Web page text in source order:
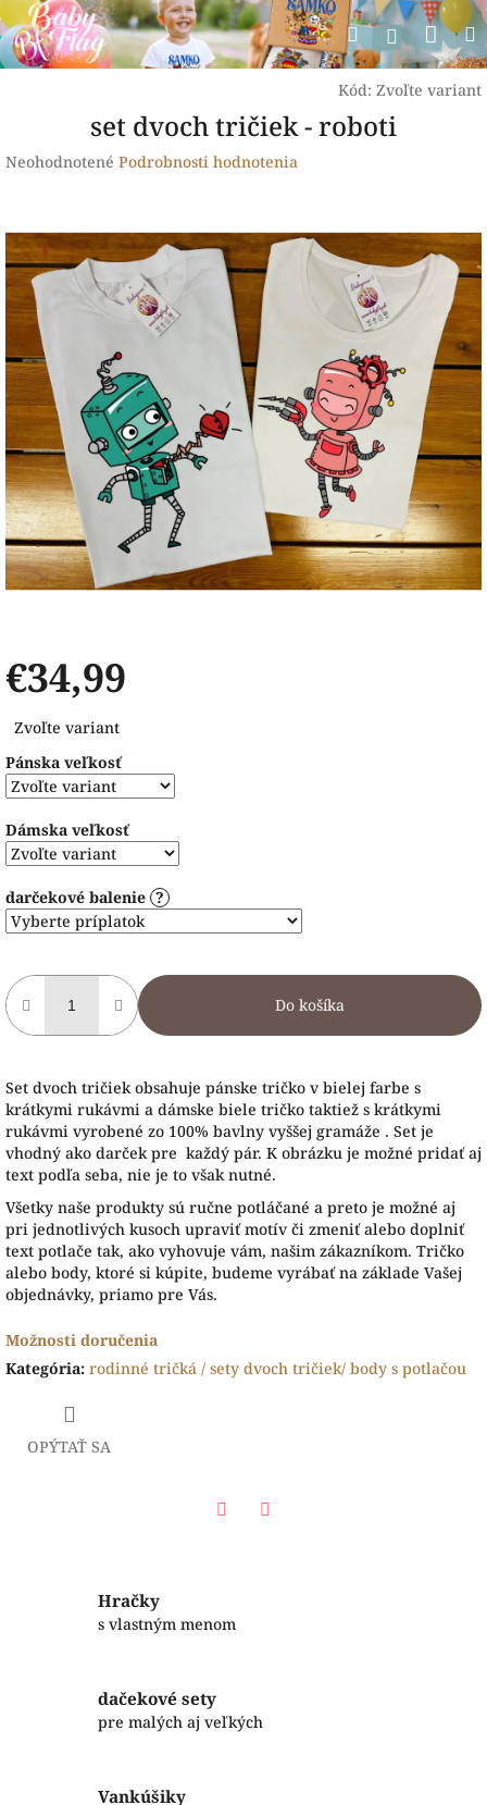
Prejsť
na
obsah
Hľadať
Kód: Zvoľte variant
set dvoch tričiek - roboti
Priemerné
0,0
z
5
hviezdičiek.
Neohodnotené Podrobnosti hodnotenia
€34,99
cena:
Zvoľte variant
Pánska veľkosť
Dámska veľkosť
darčekové balenie ?
Do košíka
Set dvoch tričiek obsahuje pánske tričko v bielej farbe s
krátkymi rukávmi a dámske biele tričko taktiež s krátkymi
rukávmi vyrobené zo 100% bavlny vyššej gramáže . Set je
vhodný ako darček pre každý pár. K obrázku je možné pridať aj
text podľa seba, nie je to však nutné.
Všetky naše produkty sú ručne potláčané a preto je možné aj
pri jednotlivých kusoch upraviť motív či zmeniť alebo doplniť
text potlače tak, ako vyhovuje vám, našim zákazníkom. Tričko
alebo body, ktoré si kúpite, budeme vyrábať na základe Vašej
objednávky, priamo pre Vás.
Možnosti doručenia
Kategória: rodinné tričká / sety dvoch tričiek/ body s potlačou
OPÝTAŤ SA
Hračky
s vlastným menom
dačekové sety
pre malých aj veľkých
Vankúšiky